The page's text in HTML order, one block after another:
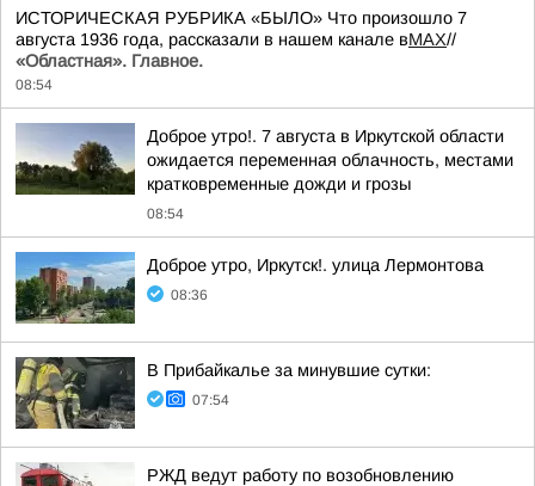
ИСТОРИЧЕСКАЯ РУБРИКА «БЫЛО» Что произошло 7
августа 1936 года, рассказали в нашем канале вMAX//
«Областная». Главное.
08:54
Доброе утро!. 7 августа в Иркутской области
ожидается переменная облачность, местами
кратковременные дожди и грозы
08:54
Доброе утро, Иркутск!. улица Лермонтова
08:36
В Прибайкалье за минувшие сутки:
07:54
РЖД ведут работу по возобновлению